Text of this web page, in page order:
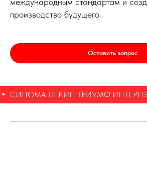
производство будущего.
Оставить запрос
СИНОМА ПЕКИН ТРИУМФ